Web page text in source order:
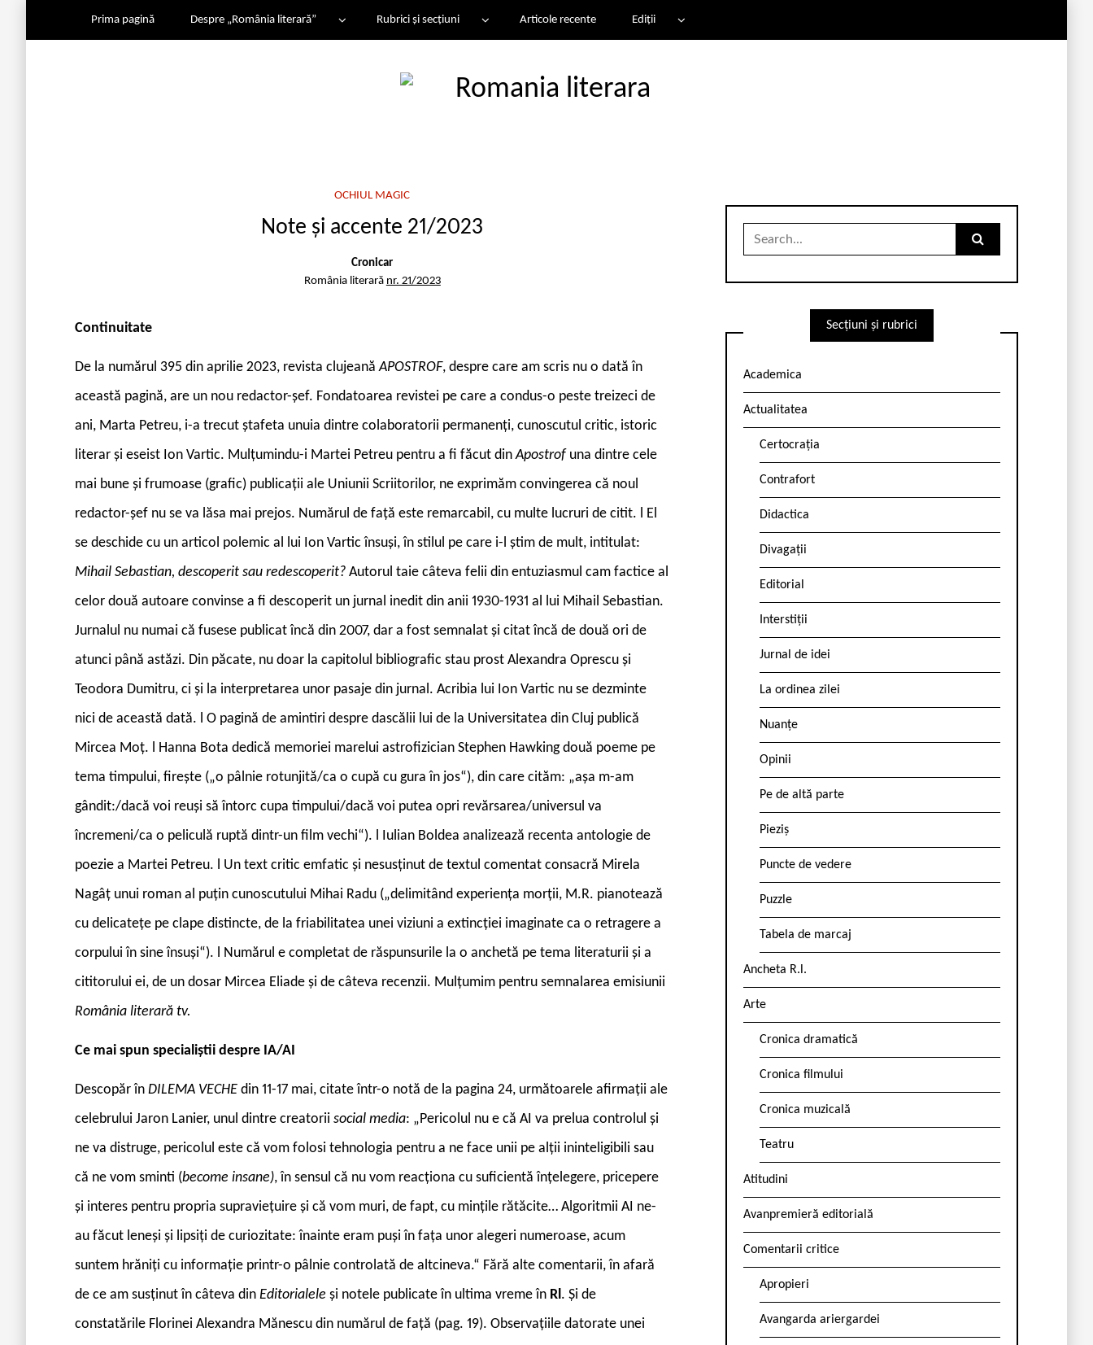
Prima pagină Despre „România literară” Rubrici și secțiuni Articole recente Ediții
OCHIUL MAGIC
Note și accente 21/2023
Cronicar
România literară nr. 21/2023
Continuitate
De la numărul 395 din aprilie 2023, revista clujeanăAPOSTROF, despre care am scris nu o dată în
această pagină, are un nou redactor-șef. Fondatoarea revistei pe care a condus-o peste treizeci de
ani, Marta Petreu, i-a trecut ștafeta unuia dintre colaboratorii permanenți, cunoscutul critic, istoric
literar și eseist Ion Vartic. Mulțumindu-i Martei Petreu pentru a fi făcut dinApostrof una dintre cele
mai bune și frumoase (grafic) publicații ale Uniunii Scriitorilor, ne exprimăm convingerea că noul
redactor-șef nu se va lăsa mai prejos. Numărul de față este remarcabil, cu multe lucruri de citit. l El
se deschide cu un articol polemic al lui Ion Vartic însuși, în stilul pe care i-l știm de mult, intitulat:
Mihail Sebastian, descoperit sau redescoperit? Autorul taie câteva felii din entuziasmul cam factice al
celor două autoare convinse a fi descoperit un jurnal inedit din anii 1930-1931 al lui Mihail Sebastian.
Jurnalul nu numai că fusese publicat încă din 2007, dar a fost semnalat și citat încă de două ori de
atunci până astăzi. Din păcate, nu doar la capitolul bibliografic stau prost Alexandra Oprescu și
Teodora Dumitru, ci și la interpretarea unor pasaje din jurnal. Acribia lui Ion Vartic nu se dezminte
nici de această dată. l O pagină de amintiri despre dascălii lui de la Universitatea din Cluj publică
Mircea Moț. l Hanna Bota dedică memoriei marelui astrofizician Stephen Hawking două poeme pe
tema timpului, firește („o pâlnie rotunjită/ca o cupă cu gura în jos“), din care cităm: „așa m-am
gândit:/dacă voi reuși să întorc cupa timpului/dacă voi putea opri revărsarea/universul va
încremeni/ca o peliculă ruptă dintr-un film vechi“). l Iulian Boldea analizează recenta antologie de
poezie a Martei Petreu. l Un text critic emfatic și nesusținut de textul comentat consacră Mirela
Nagâț unui roman al puțin cunoscutului Mihai Radu („delimitând experiența morții, M.R. pianotează
cu delicatețe pe clape distincte, de la friabilitatea unei viziuni a extincției imaginate ca o retragere a
corpului în sine însuși“). l Numărul e completat de răspunsurile la o anchetă pe tema literaturii și a
cititorului ei, de un dosar Mircea Eliade și de câteva recenzii. Mulțumim pentru semnalarea emisiunii
România literară tv.
Ce mai spun specialiștii despre IA/AI
Descopăr în DILEMA VECHE din 11-17 mai, citate într-o notă de la pagina 24, următoarele afirmații ale
celebrului Jaron Lanier, unul dintre creatorii social media: „Pericolul nu e că AI va prelua controlul și
ne va distruge, pericolul este că vom folosi tehnologia pentru a ne face unii pe alții ininteligibili sau
că ne vom sminti (become insane), în sensul că nu vom reacționa cu suficientă înțelegere, pricepere
și interes pentru propria supraviețuire și că vom muri, de fapt, cu mințile rătăcite… Algoritmii AI ne-
au făcut leneși și lipsiți de curiozitate: înainte eram puși în fața unor alegeri numeroase, acum
suntem hrăniți cu informație printr-o pâlnie controlată de altcineva.“ Fără alte comentarii, în afară
de ce am susținut în câteva din Editorialele și notele publicate în ultima vreme în Rl. Și de
constatările Florinei Alexandra Mănescu din numărul de față (pag. 19). Observațiile datorate unei
Secțiuni și rubrici
Academica
Actualitatea
Certocrația
Contrafort
Didactica
Divagații
Editorial
Interstiții
Jurnal de idei
La ordinea zilei
Nuanțe
Opinii
Pe de altă parte
Pieziș
Puncte de vedere
Puzzle
Tabela de marcaj
Ancheta R.l.
Arte
Cronica dramatică
Cronica filmului
Cronica muzicală
Teatru
Atitudini
Avanpremieră editorială
Comentarii critice
Apropieri
Avangarda ariergardei